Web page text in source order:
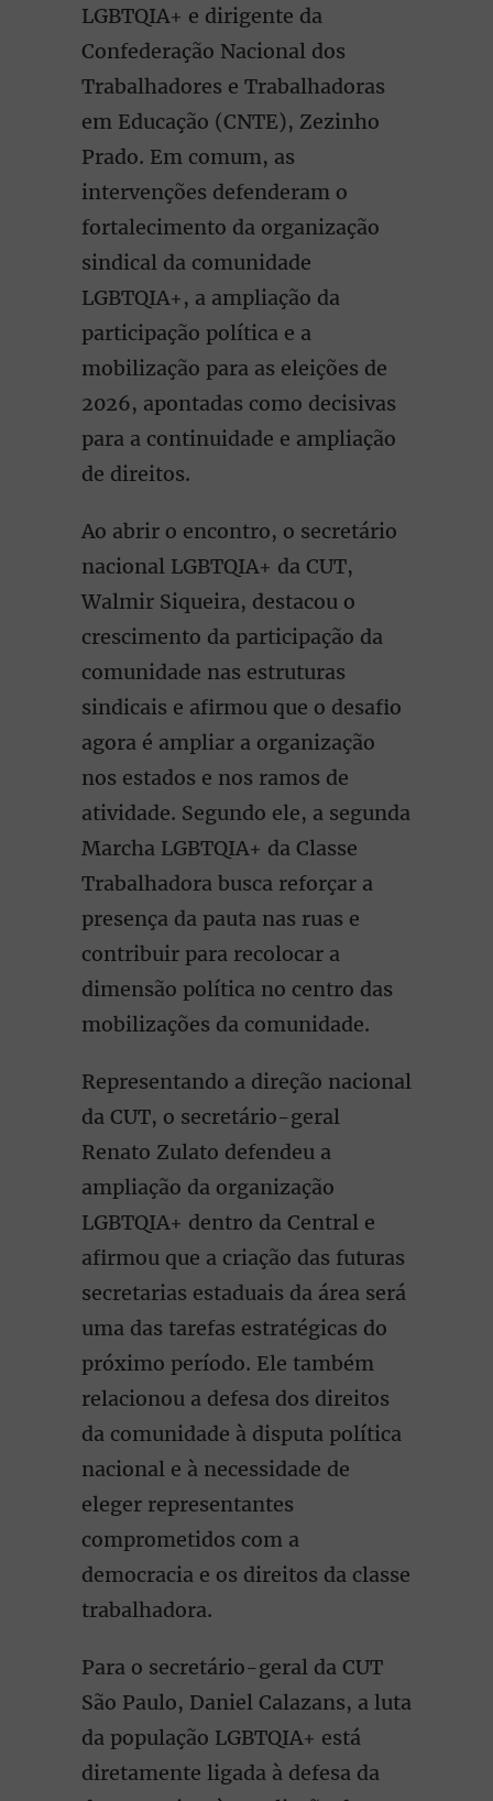
LGBTQIA+ e dirigente da
Confederação Nacional dos
Trabalhadores e Trabalhadoras
em Educação (CNTE), Zezinho
Prado. Em comum, as
intervenções defenderam o
fortalecimento da organização
sindical da comunidade
LGBTQIA+, a ampliação da
participação política e a
mobilização para as eleições de
2026, apontadas como decisivas
para a continuidade e ampliação
de direitos.
Ao abrir o encontro, o secretário
nacional LGBTQIA+ da CUT,
Walmir Siqueira, destacou o
crescimento da participação da
comunidade nas estruturas
sindicais e afirmou que o desafio
agora é ampliar a organização
nos estados e nos ramos de
atividade. Segundo ele, a segunda
Marcha LGBTQIA+ da Classe
Trabalhadora busca reforçar a
presença da pauta nas ruas e
contribuir para recolocar a
dimensão política no centro das
mobilizações da comunidade.
Representando a direção nacional
da CUT, o secretário-geral
Renato Zulato defendeu a
ampliação da organização
LGBTQIA+ dentro da Central e
afirmou que a criação das futuras
secretarias estaduais da área será
uma das tarefas estratégicas do
próximo período. Ele também
relacionou a defesa dos direitos
da comunidade à disputa política
nacional e à necessidade de
eleger representantes
comprometidos com a
democracia e os direitos da classe
trabalhadora.
Para o secretário-geral da CUT
São Paulo, Daniel Calazans, a luta
da população LGBTQIA+ está
diretamente ligada à defesa da